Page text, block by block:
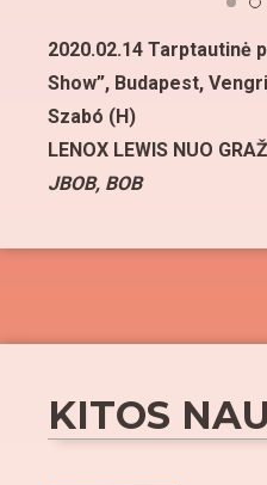
2020.02.14 Tarptautinė
Show”, Budapest,
Szabó (H)
LENOX LEWIS NUO
JBOB, BOB
KITOS